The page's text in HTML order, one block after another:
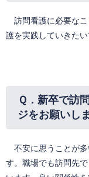
訪問看護に必要なこ
護を実践していきたい
Ｑ． 新卒で訪
ジをお願いし
不安に思うことが多
す。職場でも訪問先